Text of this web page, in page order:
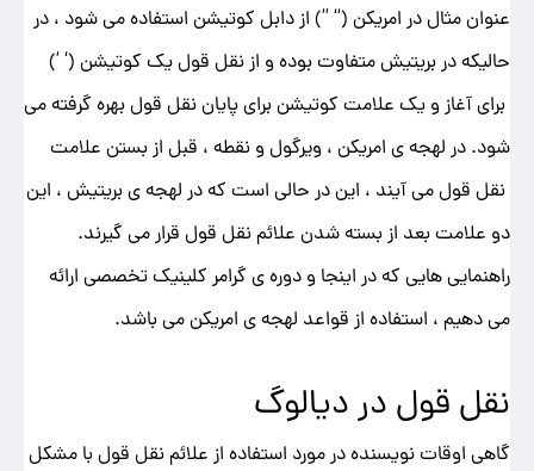
عنوان مثال در امریکن (“ ”) از دابل کوتیشن استفاده می شود ، در
حالیکه در بریتیش متفاوت بوده و از نقل قول یک کوتیشن (‘ ’)
برای آغاز و یک علامت کوتیشن برای پایان نقل قول بهره گرفته می
شود. در لهجه ی امریکن ، ویرگول و نقطه ، قبل از بستن علامت
نقل قول می آیند ، این در حالی است که در لهجه ی بریتیش ، این
دو علامت بعد از بسته شدن علائم نقل قول قرار می گیرند.
راهنمایی هایی که در اینجا و دوره ی گرامر کلینیک تخصصی ارائه
می دهیم ، استفاده از قواعد لهجه ی امریکن می باشد.
نقل قول در دیالوگ
گاهی اوقات نویسنده در مورد استفاده از علائم نقل قول با مشکل